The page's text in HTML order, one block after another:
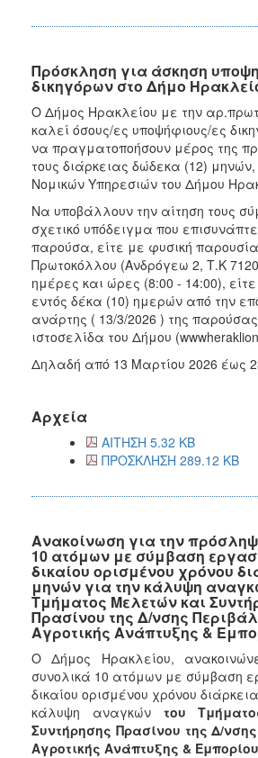
Πρόσκληση για άσκηση
δικηγόρων στο Δήμο
Ο Δήμος Ηρακλείου με την
καλεί όσους/ες υποψήφιους/ες
να πραγματοποήσουν μέρος της
τους διάρκειας δώδεκα (12)
Νομικών Υπηρεσιών του Δήμου
Να υποβάλλουν την αίτηση τους
σχετικό υπόδειγμα που
παρούσα, είτε με φυσική
Πρωτοκόλλου (Ανδρόγεω 2, Τ.Κ
ημέρες και ώρες (8:00 - 14:00),
εντός δέκα (10) ημερών από την
ανάρτης ( 13/3/2026 ) της
ιστοσελίδα του Δήμου
Δηλαδή από 13 Μαρτίου 2026 έως
Αρχεία
ΑΙΤΗΣΗ 5.32 KB
ΠΡΟΣΚΛΗΣΗ 289.12 KB
Ανακοίνωση για την
10 ατόμων με σύμβαση
δικαίου ορισμένου χρόνου
μηνών για την κάλυψη
Τμήματος Μελετών και
Πρασίνου της Δ/νσης
Αγροτικής Ανάπτυξης &
Ο Δήμος Ηρακλείου,
συνολικά 10 ατόμων με σύμβαση
δικαίου ορισμένου χρόνου
κάλυψη αναγκών του
Συντήρησης Πρασίνου της Δ/
Αγροτικής Ανάπτυξης & Εμπορίου